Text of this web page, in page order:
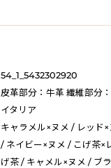
54_1_5432302920
皮革部分：牛革 繊維部分
イタリア
キャラメル×ヌメ / レッド
/ ネイビー×ヌメ / こげ茶×
げ茶 / キャメル×ヌメ / ブ